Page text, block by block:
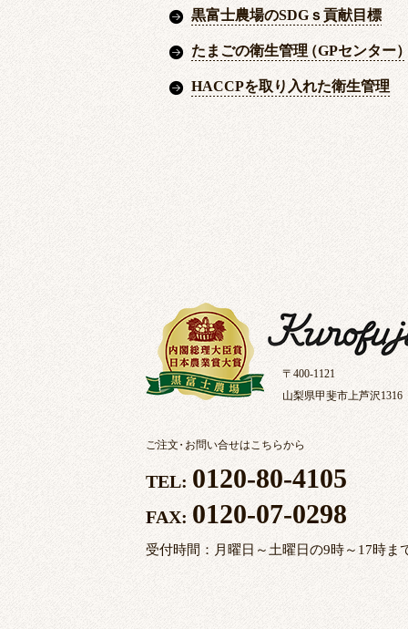
黒富士農場のSDGｓ貢献目標
たまごの衛生管理（GPセンター
HACCPを取り入れた衛生管理
〒400-1121
山梨県甲斐市上芦沢1316
ご注文・お問い合せはこちらから
TEL: 0120-80-4105
FAX: 0120-07-0298
受付時間：月曜日～土曜日の9時～17時ま